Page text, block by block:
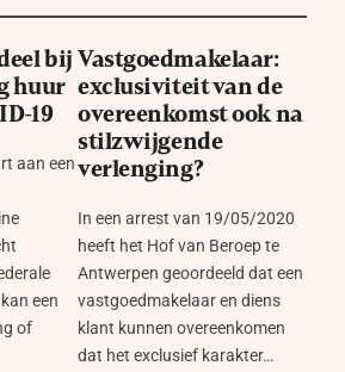
bij
huur
19
aan een
een
of
Vastgoedmakelaar:
exclusiviteit van de
overeenkomst ook na
stilzwijgende
verlenging?
In een arrest van 19/05/2020
heeft het Hof van Beroep te
Antwerpen geoordeeld dat een
vastgoedmakelaar en diens
klant kunnen overeenkomen
dat het exclusief karakter…